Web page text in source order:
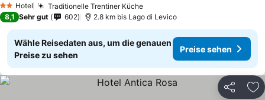
2 Sterne
Hotel Traditionelle Trentiner KüchePreise sehen
8,1 Sehr gut 602 2.8 km bis Lago di Levico
Wähle Reisedaten aus, um die genauen
Preise zu sehen
Preise sehen
Teilen